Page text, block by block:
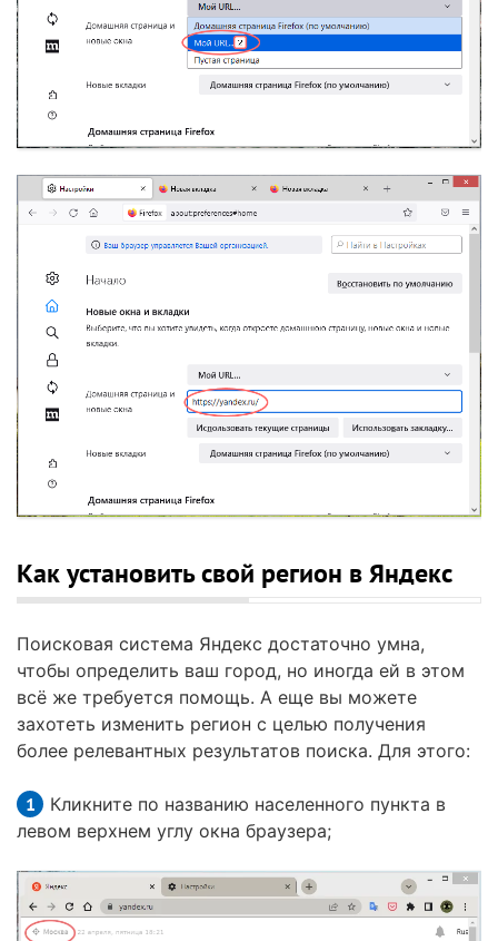
Как установить свой регион в Яндекс
Поисковая система Яндекс достаточно умна,
чтобы определить ваш город, но иногда ей в этом
всё же требуется помощь. А еще вы можете
захотеть изменить регион с целью получения
более релевантных результатов поиска. Для этого:
Кликните по названию населенного пункта в
левом верхнем углу окна браузера;